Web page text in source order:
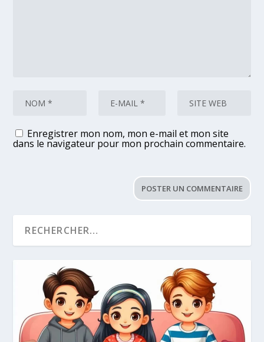
Enregistrer mon nom, mon e-mail et mon site
dans le navigateur pour mon prochain commentaire.